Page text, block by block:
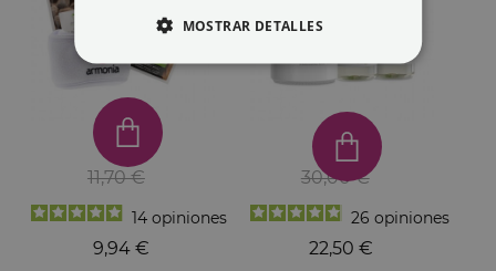
11,70 €
14 opiniones
9,94 €
30,00 €
26 opiniones
22,50 €
MOSTRAR DETALLES